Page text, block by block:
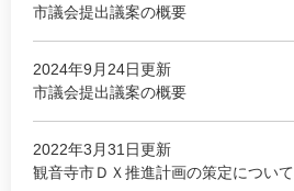
市議会提出議案の概要
2024年9月24日更新
市議会提出議案の概要
2022年3月31日更新
観音寺市ＤＸ推進計画の策定について